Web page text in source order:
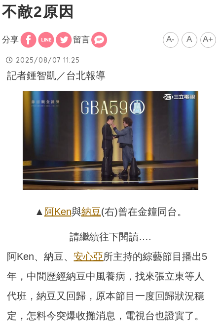
不敵2原因
分享 留言 A- A A+
2025/08/07 11:25
記者鍾智凱／台北報導
▲ 阿Ken與納豆(右)曾在金鐘同台。
請繼續往下閱讀….
阿Ken、納豆、安心亞所主持的綜藝節目播出5
年，中間歷經納豆中風養病，找來張立東等人
代班，納豆又回歸，原本節目一度回歸狀況穩
定，怎料今突爆收攤消息，電視台也證實了。